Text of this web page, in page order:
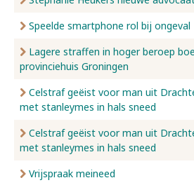
Speelde smartphone rol bij ongeval
Lagere straffen in hoger beroep
provinciehuis Groningen
Celstraf geëist voor man uit
met stanleymes in hals sneed
Celstraf geëist voor man uit
met stanleymes in hals sneed
Vrijspraak meineed